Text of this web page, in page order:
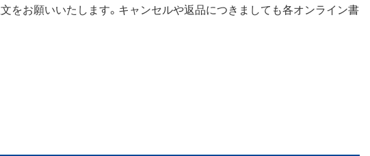
をお願いいたします。キャンセルや返品につきましても各オンライン書